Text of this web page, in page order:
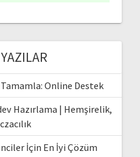
Online Destek
Hazırlama | Hemşirelik,
İçin En İyi Çözüm